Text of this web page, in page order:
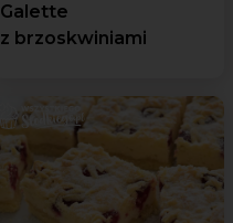
Galette
z brzoskwiniami